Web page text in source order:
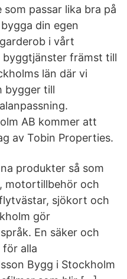
passar lika bra på
din egen
i vårt
främst till
län där vi
bygger till
AB kommer att
av Tobin Properties.
produkter så som
motortillbehör och
sjökort och
gör
En säker och
alla
Bygg i Stockholm